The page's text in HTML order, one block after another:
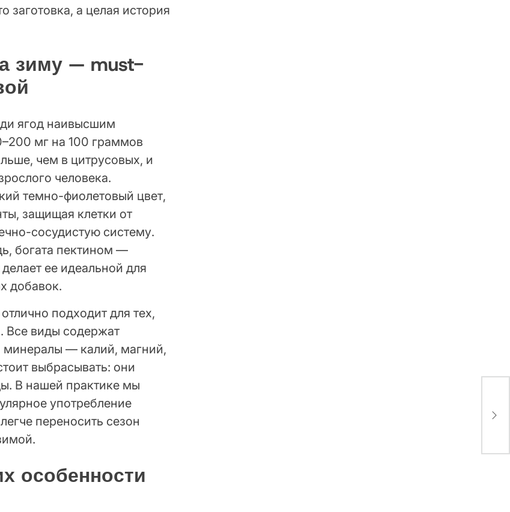
а целая история
зиму — must-
ягод наивысшим
мг на 100 граммов
чем в цитрусовых, и
человека.
темно-фиолетовый цвет,
защищая клетки от
сосудистую систему.
богата пектином —
ее идеальной для
добавок.
подходит для тех,
Все виды содержат
минералы — калий, магний,
выбрасывать: они
В нашей практике мы
употребление
переносить сезон
особенности